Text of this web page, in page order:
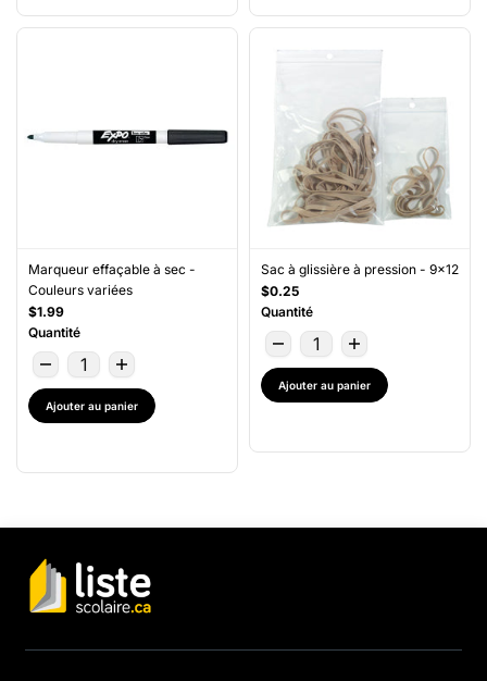
Marqueur effaçable à sec -
Couleurs variées
$1.99
Quantité
Ajouter au panier
Sac à glissière à pression - 9x12
$0.25
Quantité
Ajouter au panier